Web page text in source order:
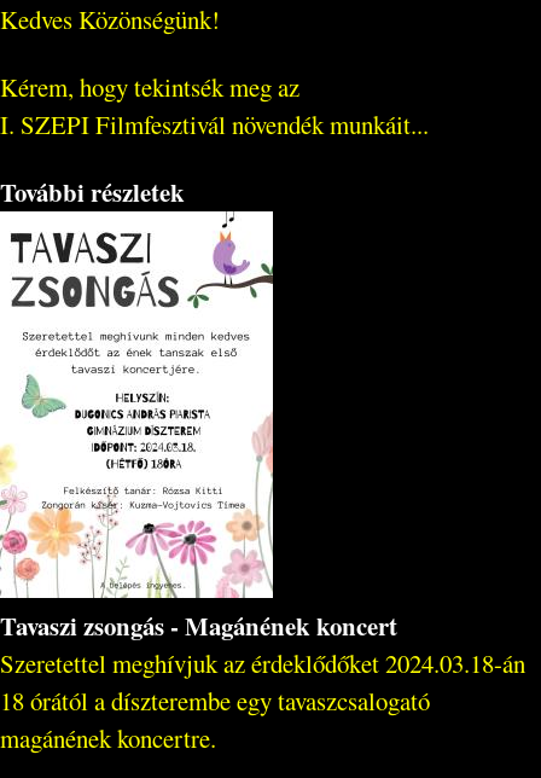
Kedves Közönségünk!
Kérem, hogy tekintsék meg az
I. SZEPI Filmfesztivál növendék munkáit...
További részletek
Tavaszi zsongás - Magánének koncert
Szeretettel meghívjuk az érdeklődőket 2024.03.18-án
18 órától a díszterembe egy tavaszcsalogató
magánének koncertre.